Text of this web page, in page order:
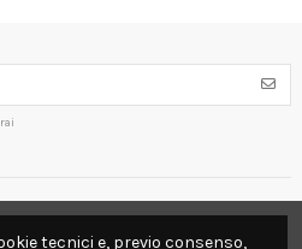
tecnici e, previo consenso,